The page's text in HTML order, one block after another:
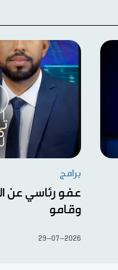
برامج
عفو رئاسي عن
وقامو
29-07-2026